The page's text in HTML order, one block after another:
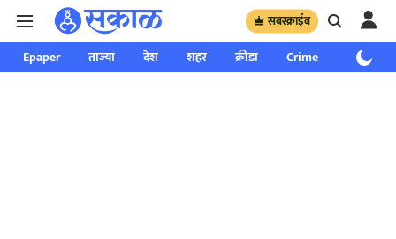
सबस्क्राईब
Epaper ताज्या देश शहर क्रीडा Crime साप्ताहिक